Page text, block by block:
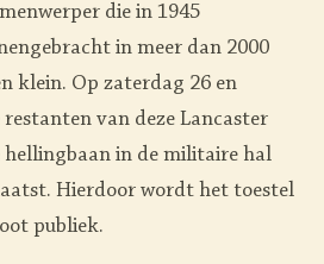
die in 1945
in meer dan 2000
klein. Op zaterdag 26 en
van deze Lancaster
hellingbaan in de militaire hal
Hierdoor wordt het toestel
publiek.